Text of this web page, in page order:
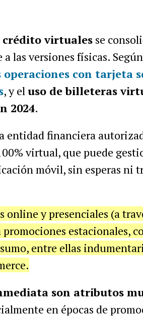
virtualesse
las versiones físicas.
operaciones con tarjeta
, y eluso de billeteras
2024.
entidad financiera
virtual, que puede
móvil, sin esperas ni
y presenciales (a
estacionales,
entre ellas
son atributos
en épocas de